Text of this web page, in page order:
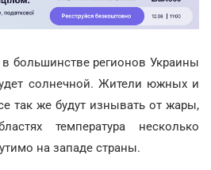
большинстве регионов Украины
солнечной. Жители южных и
так же будут изнывать от жары,
температура несколько
на западе страны.